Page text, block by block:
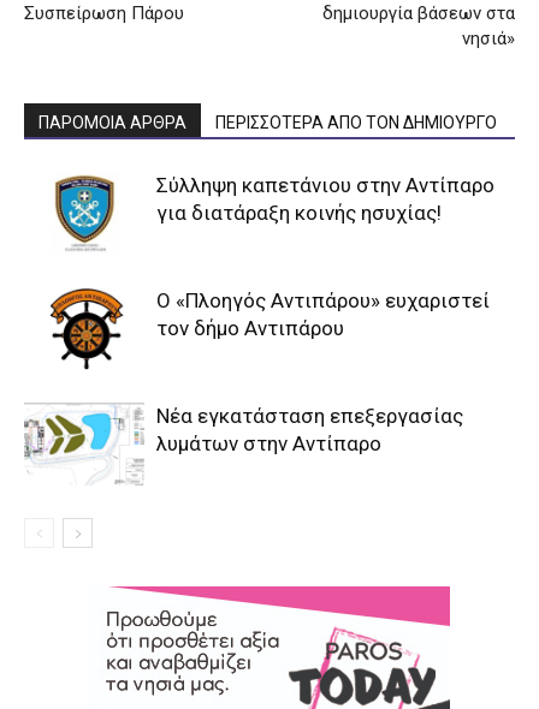
Συσπείρωση Πάρου
δημιουργία βάσεων στα
νησιά»
ΠΑΡΟΜΟΙΑ ΑΡΘΡΑ ΠΕΡΙΣΣΟΤΕΡΑ ΑΠΟ ΤΟΝ ΔΗΜΙΟΥΡΓΟ
Σύλληψη καπετάνιου στην Αντίπαρο
για διατάραξη κοινής ησυχίας!
Ο «Πλοηγός Αντιπάρου» ευχαριστεί
τον δήμο Αντιπάρου
Νέα εγκατάσταση επεξεργασίας
λυμάτων στην Αντίπαρο